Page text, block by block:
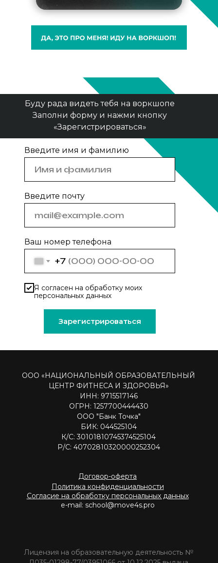
Введите имя и фамилию
Введите почту
Ваш номер телефона
+7
Я согласен на обработку моих
персональных данных
Зарегистрироваться
Буду рада видеть тебя на воркшопе
Заполни форму и нажми кнопку
«Зарегистрироваться»